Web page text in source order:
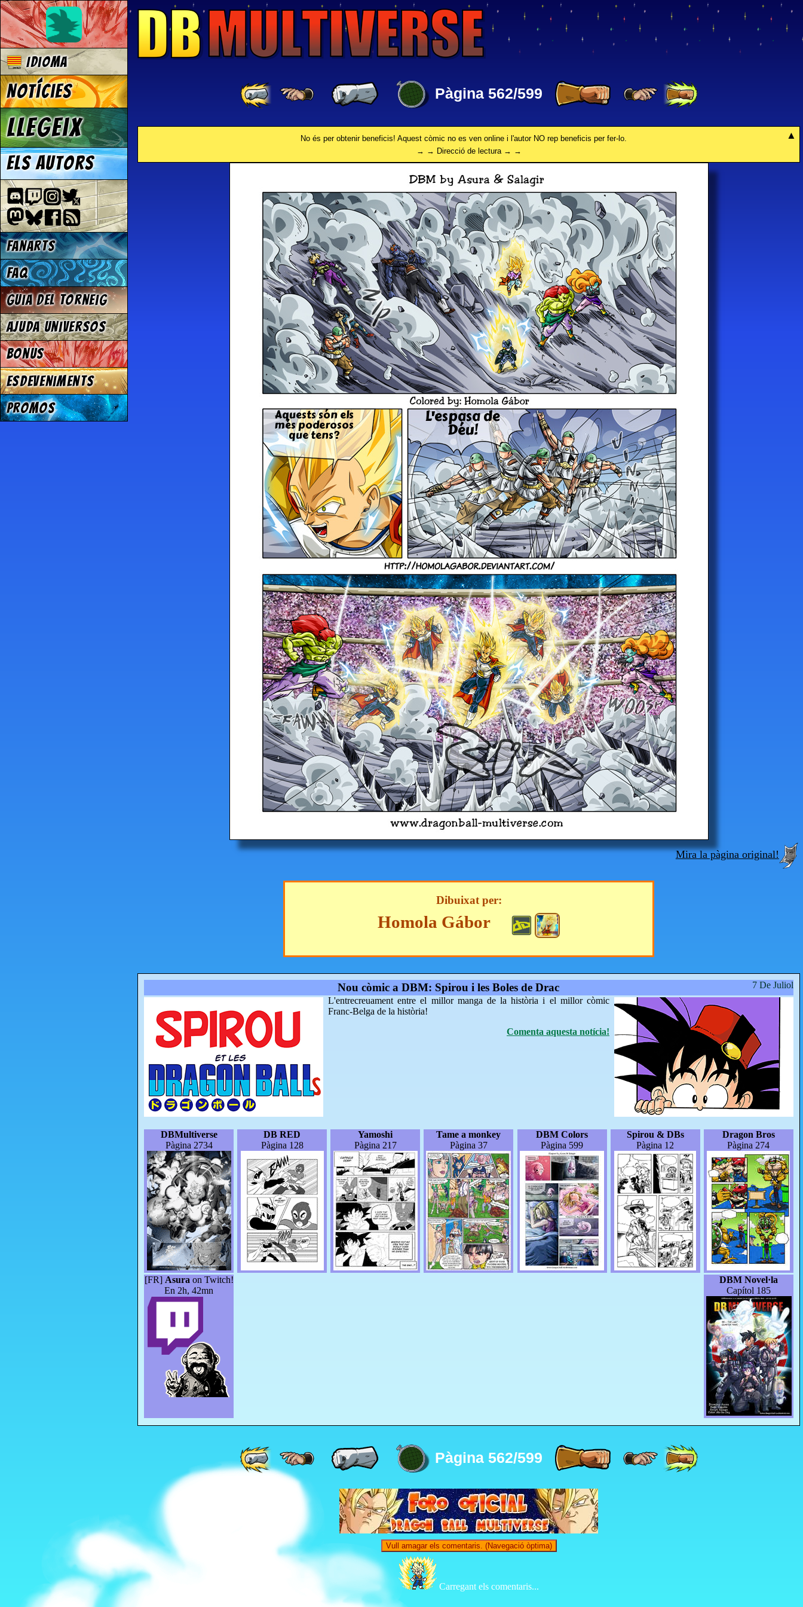
Pàgina 562/599
No és per obtenir beneficis! Aquest còmic no es ven online i l'autor NO rep beneficis per fer-lo.
→ → Direcció de lectura → →
Aquests són els
més poderosos
que tens?
L'es­pa­sa de
Déu!
Mira la pàgina original!
Dibuixat per:
Homola Gábor
7 De Juliol
Nou còmic a DBM: Spirou i les Boles de Drac
L'entrecreuament entre el millor manga de la història i el millor còmic
Franc-Belga de la història!
Comenta aquesta notícia!
DBMultiverse
Pàgina 2734
DB RED
Pàgina 128
Yamoshi
Pàgina 217
Tame a monkey
Pàgina 37
DBM Colors
Pàgina 599
Spirou & DBs
Pàgina 12
Dragon Bros
Pàgina 274
[FR] Asura on Twitch!
En 2h, 42mn
DBM Novel·la
Capítol 185
Pàgina 562/599
Vull amagar els comentaris. (Navegació òptima)
Carregant els comentaris...
Idioma
Notícies
Llegeix
Els autors
Fanarts
FAQ
Guia del torneig
Ajuda Universos
Bonus
Esdeveniments
Promos